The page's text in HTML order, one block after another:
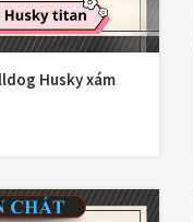
tay chân
có giáp
nón bảo hiểm fullface
Husky xám